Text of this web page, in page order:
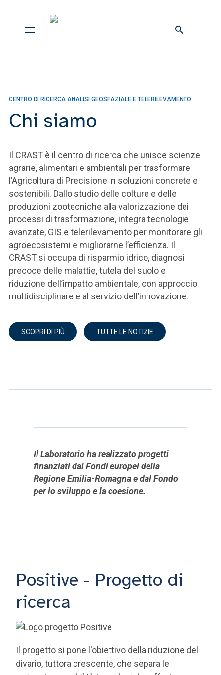
CENTRO DI RICERCA ANALISI GEOSPAZIALE E TELERILEVAMENTO
Chi siamo
Il CRAST è il centro di ricerca che unisce scienze
agrarie, alimentari e ambientali per trasformare
l’Agricoltura di Precisione in soluzioni concrete e
sostenibili. Dallo studio delle colture e delle
produzioni zootecniche alla valorizzazione dei
processi di trasformazione, integra tecnologie
avanzate, GIS e telerilevamento per monitorare gli
agroecosistemi e migliorarne l’efficienza. Il
CRAST si occupa di risparmio idrico, diagnosi
precoce delle malattie, tutela del suolo e
riduzione dell’impatto ambientale, con approccio
multidisciplinare e al servizio dell’innovazione.
SCOPRI DI PIÙ TUTTE LE NOTIZIE
Il Laboratorio ha realizzato progetti
finanziati dai Fondi europei della
Regione Emilia-Romagna e dal Fondo
per lo sviluppo e la coesione.
Positive - Progetto di
ricerca
Il progetto si pone l'obiettivo della riduzione del
divario, tuttora crescente, che separa le